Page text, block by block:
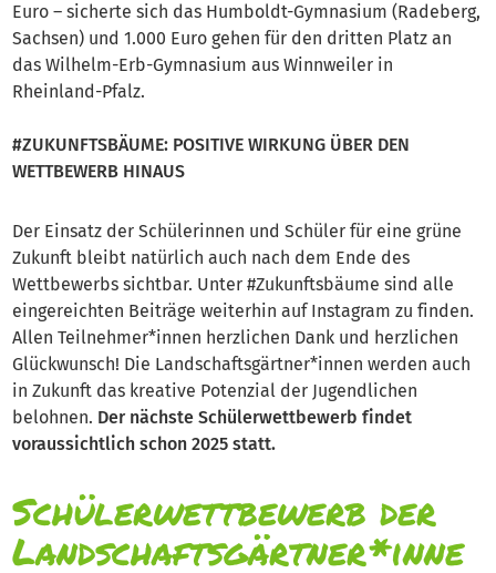
Euro – sicherte sich das Humboldt-Gymnasium (Radeberg,
Sachsen) und 1.000 Euro gehen für den dritten Platz an
das Wilhelm-Erb-Gymnasium aus Winnweiler in
Rheinland-Pfalz.
#ZUKUNFTSBÄUME: POSITIVE WIRKUNG ÜBER DEN
WETTBEWERB HINAUS
Der Einsatz der Schülerinnen und Schüler für eine grüne
Zukunft bleibt natürlich auch nach dem Ende des
Wettbewerbs sichtbar. Unter #Zukunftsbäume sind alle
eingereichten Beiträge weiterhin auf Instagram zu finden.
Allen Teilnehmer*innen herzlichen Dank und herzlichen
Glückwunsch! Die Landschaftsgärtner*innen werden auch
in Zukunft das kreative Potenzial der Jugendlichen
belohnen. Der nächste Schülerwettbewerb findet
voraussichtlich schon 2025 statt.
Schülerwettbewerb der
Landschaftsgärtner*inne